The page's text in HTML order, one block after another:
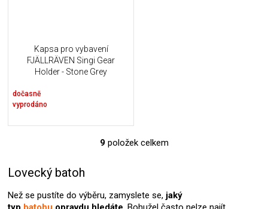
Kapsa pro vybavení
FJÄLLRÄVEN Singi Gear
Holder - Stone Grey
dočasně
vyprodáno
O
d
a
9položek celkem
Lovecký batoh
Než se pustíte do výběru, zamyslete se, jaký